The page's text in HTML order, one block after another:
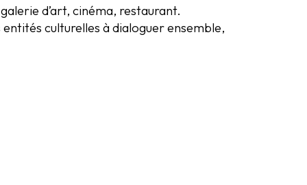
d’art, cinéma, restaurant.
culturelles à dialoguer ensemble,